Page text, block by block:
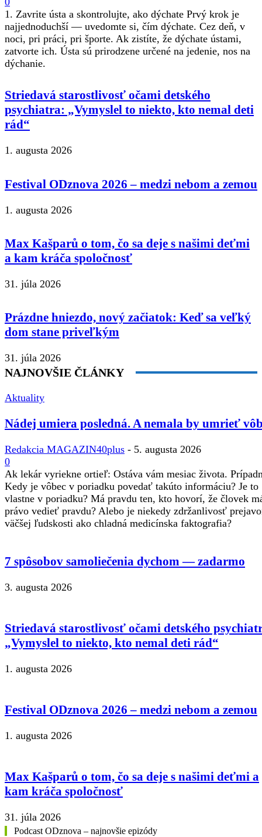
1. Zavrite ústa a skontrolujte, ako dýchate Prvý krok je
najjednoduchší — uvedomte si, čím dýchate. Cez deň, v
noci, pri práci, pri športe. Ak zistíte, že dýchate ústami,
zatvorte ich. Ústa sú prirodzene určené na jedenie, nos na
dýchanie.
Striedavá starostlivosť očami detského
psychiatra: „Vymyslel to niekto, kto nemal deti
rád“
1. augusta 2026
Festival ODznova 2026 – medzi nebom a zemou
1. augusta 2026
Max Kašparů o tom, čo sa deje s našimi deťmi
a kam kráča spoločnosť
31. júla 2026
Prázdne hniezdo, nový začiatok: Keď sa veľký
dom stane priveľkým
31. júla 2026
NAJNOVŠIE ČLÁNKY
Aktuality
Nádej umiera posledná. A nemala by umrieť
Redakcia MAGAZIN40plus - 5. augusta 2026
0
Ak lekár vyriekne ortieľ: Ostáva vám mesiac života.
Kedy je vôbec v poriadku povedať takúto informáciu? Je to
vlastne v poriadku? Má pravdu ten, kto hovorí, že človek
právo vedieť pravdu? Alebo je niekedy zdržanlivosť
väčšej ľudskosti ako chladná medicínska faktografia?
7 spôsobov samoliečenia dychom — zadarmo
3. augusta 2026
Striedavá starostlivosť očami detského
„Vymyslel to niekto, kto nemal deti rád“
1. augusta 2026
Festival ODznova 2026 – medzi nebom a zemou
1. augusta 2026
Max Kašparů o tom, čo sa deje s našimi deťmi a
kam kráča spoločnosť
31. júla 2026
Podcast ODznova – najnovšie epizódy